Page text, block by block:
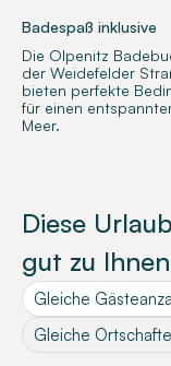
Badespaß inklusive
Die Olpenitz
der Weidefelder
bieten perfekte
für einen
Meer.
Diese
gut zu
Gleiche
Gleiche